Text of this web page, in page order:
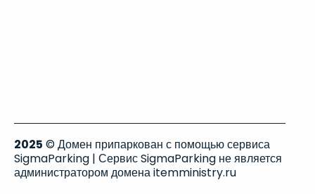
2025 © Домен припаркован с помощью сервиса
SigmaParking | Сервис SigmaParking не является
администратором домена itemministry.ru